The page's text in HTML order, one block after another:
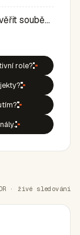
Před rozhodnutím dává smysl ověřit souběh rolí, historic…
role?
· živé sledování